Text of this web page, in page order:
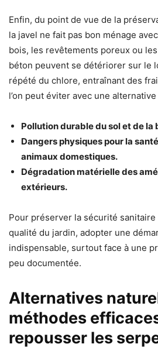
Enfin, du point de vue de la
la javel ne fait pas bon ménage
bois, les revêtements poreux ou
béton peuvent se détériorer sur le
répété du chlore, entraînant des
l’on peut éviter avec une
Pollution durable du sol et de
Dangers physiques pour la
animaux domestiques.
Dégradation matérielle des
extérieurs.
Pour préserver la sécurité
qualité du jardin, adopter une
indispensable, surtout face à une
peu documentée.
Alternatives
méthodes
repousser les